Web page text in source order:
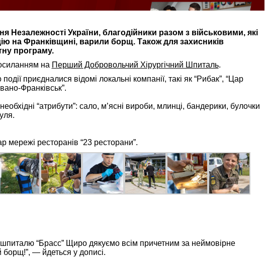
Незалежності України, благодійники разом з військовими, які
на Франківщині, варили борщ. Також для захисників
програму.
на Перший Добровольчий Хірургічний Шпиталь.
приєдналися відомі локальні компанії, такі як “Рибак”, “Цар
Франківськ”.
“атрибути”: сало, м’ясні вироби, млинці, бандерики, булочки
мережі ресторанів “23 ресторани”.
шпиталю “Брасс” Щиро дякуємо всім причетним за неймовірне
борщ!”, — йдеться у дописі.